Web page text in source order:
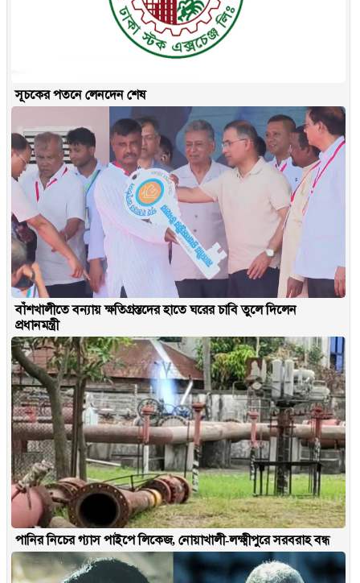
সূচকের পতনে লেনদেন শেষ
বাঁশখালীতে বন্যায় ক্ষতিগ্রস্তদের হাতে ঘরের চাবি তুলে দিলেন
প্রধানমন্ত্রী
পানির নিচের গ্যাস পাইপে লিকেজ, নোয়াখালী-লক্ষ্মীপুরে সরবরাহ বন্ধ